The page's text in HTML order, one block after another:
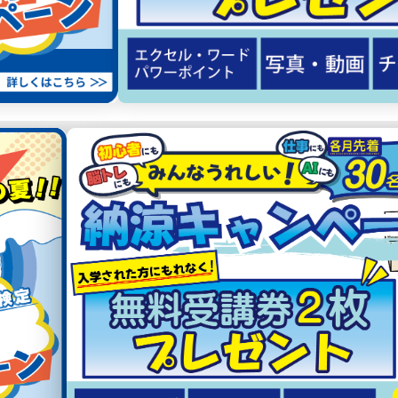
STRENGTHS
当校が選ばれる4つの理由
02 03